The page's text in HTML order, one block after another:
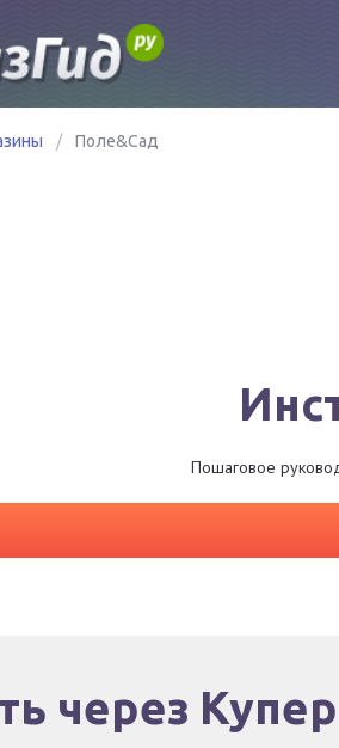
/ Поле&Сад
Пошаговое
через Купер